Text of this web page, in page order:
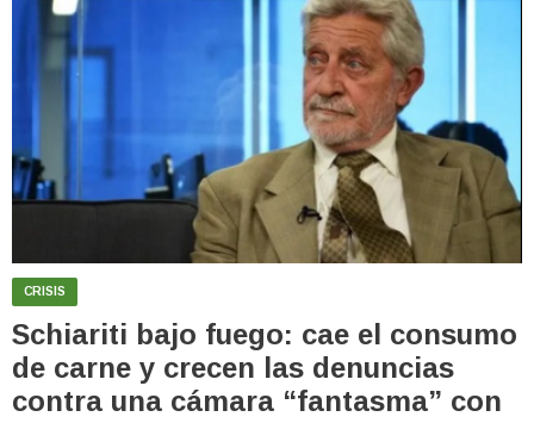
CRISIS
Schiariti bajo fuego: cae el consumo
de carne y crecen las denuncias
contra una cámara “fantasma” con